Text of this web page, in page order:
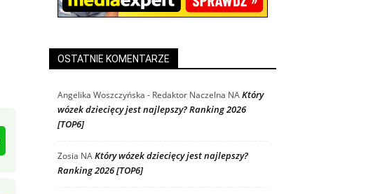
OSTATNIE KOMENTARZE
Angelika Woszczyńska - Redaktor Naczelna NAKtóry
wózek dziecięcy jest najlepszy? Ranking 2026
[TOP6]
Zosia NAKtóry wózek dziecięcy jest najlepszy?
Ranking 2026 [TOP6]